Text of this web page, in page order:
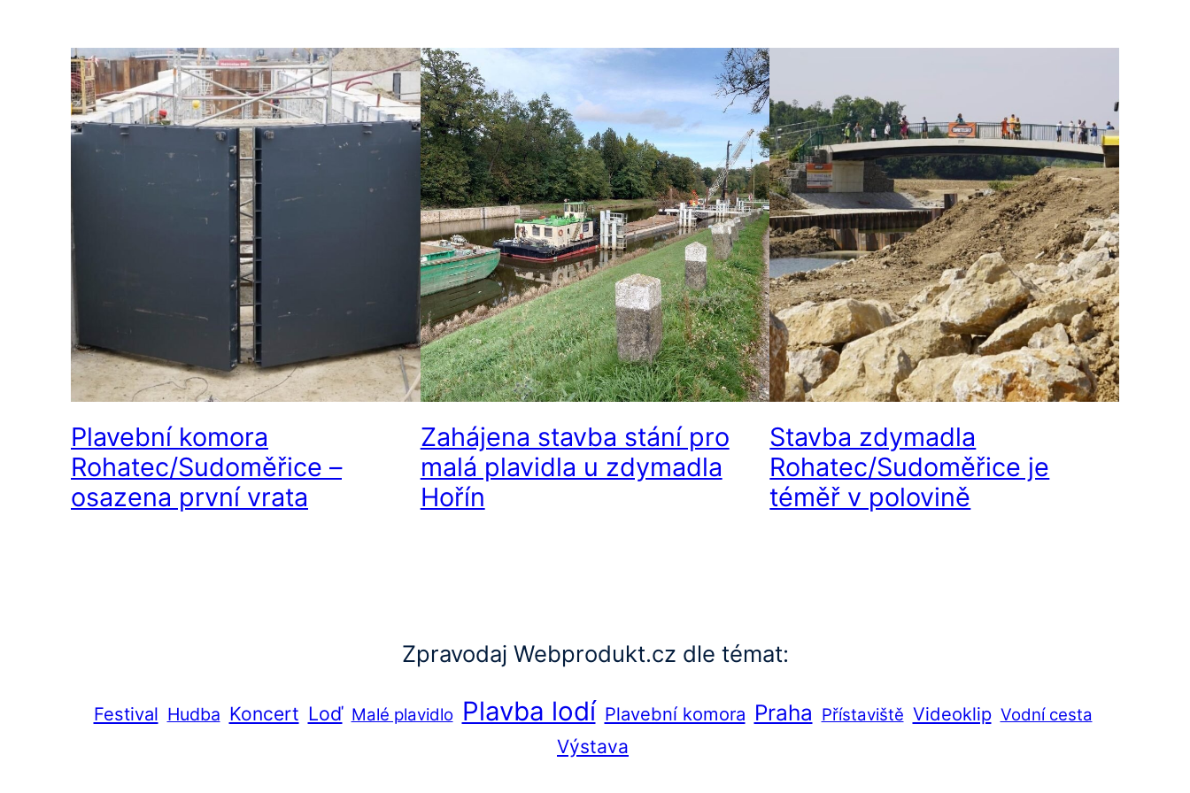
Plavební komora
Rohatec/Sudoměřice –
osazena první vrata
Zahájena stavba stání pro
malá plavidla u zdymadla
Hořín
Stavba zdymadla
Rohatec/Sudoměřice je
téměř v polovině
Zpravodaj Webprodukt.cz dle témat:
Festival Hudba Koncert Loď Malé plavidlo Plavba lodí Plavební komora Praha Přístaviště Videoklip Vodní cesta
Výstava